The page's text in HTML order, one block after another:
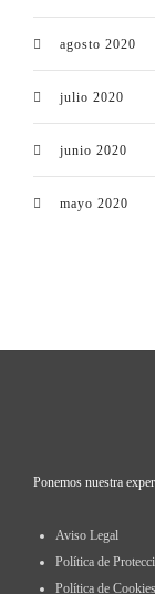
agosto 2020
julio 2020
junio 2020
mayo 2020
Ponemos nuestra
Aviso Legal
Política de
Política de Cookies